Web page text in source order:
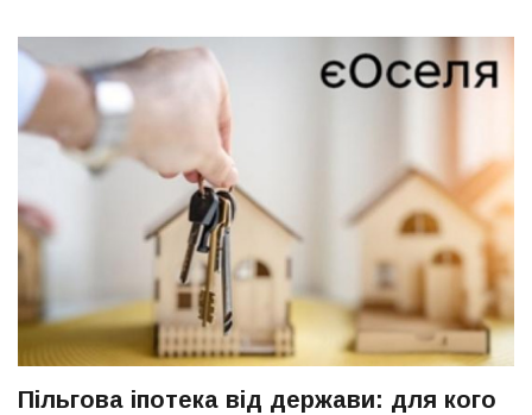
Пільгова іпотека від держави: для кого